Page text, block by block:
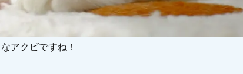
アクビですね！